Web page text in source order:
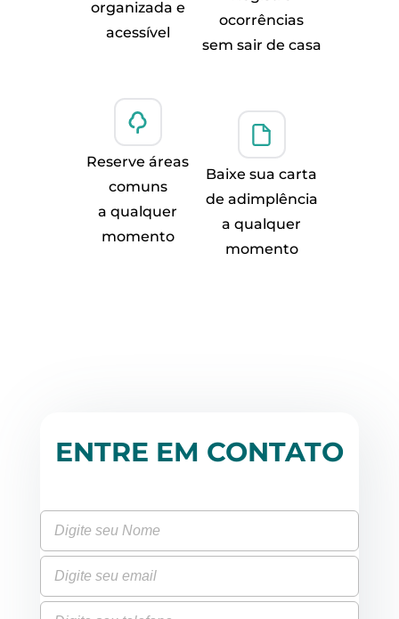
organizada e
acessível
Reserve áreas
comuns
a qualquer
momento
ocorrências
sem sair de casa
Baixe sua carta
de adimplência
a qualquer
momento
ENTRE EM CONTATO